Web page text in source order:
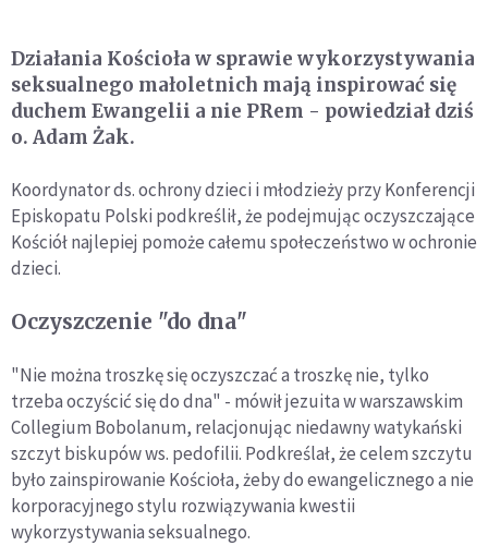
Działania Kościoła w sprawie wykorzystywania
seksualnego małoletnich mają inspirować się
duchem Ewangelii a nie PRem - powiedział dziś
o. Adam Żak.
Koordynator ds. ochrony dzieci i młodzieży przy Konferencji
Episkopatu Polski podkreślił, że podejmując oczyszczające
Kościół najlepiej pomoże całemu społeczeństwo w ochronie
dzieci.
Oczyszczenie "do dna"
"Nie można troszkę się oczyszczać a troszkę nie, tylko
trzeba oczyścić się do dna" - mówił jezuita w warszawskim
Collegium Bobolanum, relacjonując niedawny watykański
szczyt biskupów ws. pedofilii. Podkreślał, że celem szczytu
było zainspirowanie Kościoła, żeby do ewangelicznego a nie
korporacyjnego stylu rozwiązywania kwestii
wykorzystywania seksualnego.